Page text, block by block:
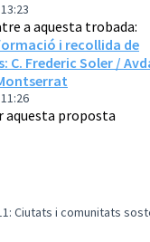
a aquesta trobada:
i recollida de
C. Frederic Soler /
aquesta proposta
Municipal
en filtrar per: ODS 11:
Ciutats i comunitats